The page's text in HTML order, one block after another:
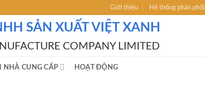
Giới thiệu Hệ thống phân phối
SẢN XUẤT VIỆT XANH
COMPANY LIMITED
NHÀ CUNG CẤP HOẠT ĐỘNG